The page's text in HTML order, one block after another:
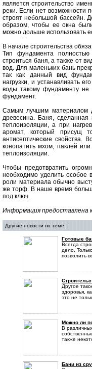
является строительство
реки. Если нет возможности
строят небольшой бассейн.
образом, чтобы ее окна
можно дольше использовать
В начале строительства
Тип фундамента
строиться баня, а также от
вод. Для маленьких бань
так как данный вид
нагрузки, и устанавливать
воды такому фундаменту
фундамент.
Самым лучшим материалом
древесина. Баня, сделанная
теплоизоляции, а при
аромат, который присущ
антисептические свойства.
конопатить мхом, паклей
теплоизоляции.
Чтобы предотвратить
необходимо уделить особое
роли материала обычно
же торф. В наше время
под ключ.
Информация предоставлена
Другие новости по теме:
Готовые
Всегда
дело.
позволить
Другое
здоровья,
это не
Можно ли
В
также
Бани из